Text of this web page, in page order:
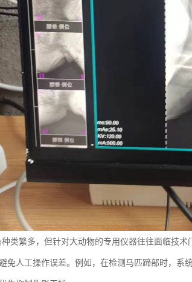
类繁多，但针对大动物的专用仪器往往面临技
免人工操作误差。例如，在检测马匹蹄部时，系